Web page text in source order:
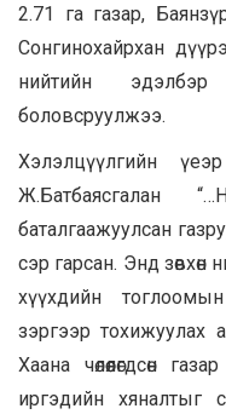
2.71 га газар,
Сонгинохайрхан
нийтийн
боловсруулжээ.
Хэлэлцүүлгийн
Ж.Батбаясгалан
баталгаажуулсан
сэр гарсан. Энд
хүүхдийн
зэргээр тохижуулах
Хаана чөлөөлөгдсөн
иргэдийн хяналтыг